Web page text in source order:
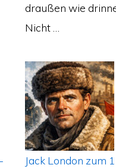
draußen wie
Nicht …
Jack London zum